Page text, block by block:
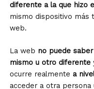
diferente a la que hizo
mismo dispositivo más
web.
La web no puede
mismo u otro diferente
ocurre realmente a
acceder a otra